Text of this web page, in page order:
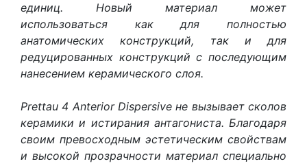
единиц. Новый материал может
использоваться как для полностью
анатомических конструкций, так и для
редуцированных конструкций с последующим
нанесением керамического слоя.
Prettau 4 Anterior Dispersive не вызывает сколов
керамики и истирания антагониста. Благодаря
своим превосходным эстетическим свойствам
и высокой прозрачности материал специально